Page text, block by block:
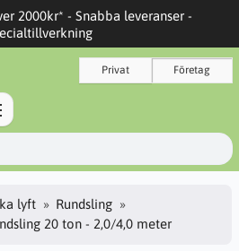
2000kr* - Snabba leveranser -
Privat Företag
lyft
Rundsling
20 ton - 2,0/4,0 meter